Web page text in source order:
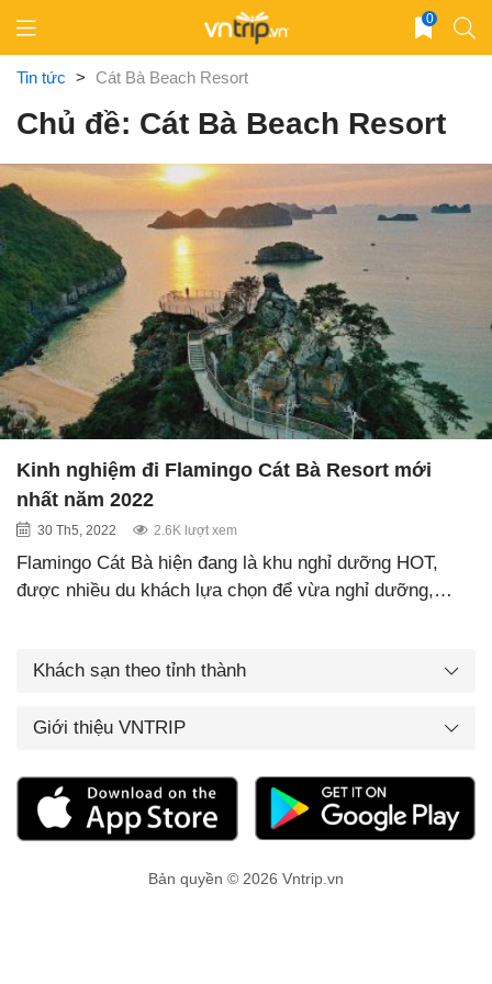
content
0
Tin tức > Cát Bà Beach Resort
Chủ đề: Cát Bà Beach Resort
Kinh nghiệm đi Flamingo Cát Bà Resort mới
nhất năm 2022
30 Th5, 2022 2.6K lượt xem
Flamingo Cát Bà hiện đang là khu nghỉ dưỡng HOT,
được nhiều du khách lựa chọn để vừa nghỉ dưỡng,…
Khách sạn theo tỉnh thành
Giới thiệu VNTRIP
Bản quyền © 2026 Vntrip.vn